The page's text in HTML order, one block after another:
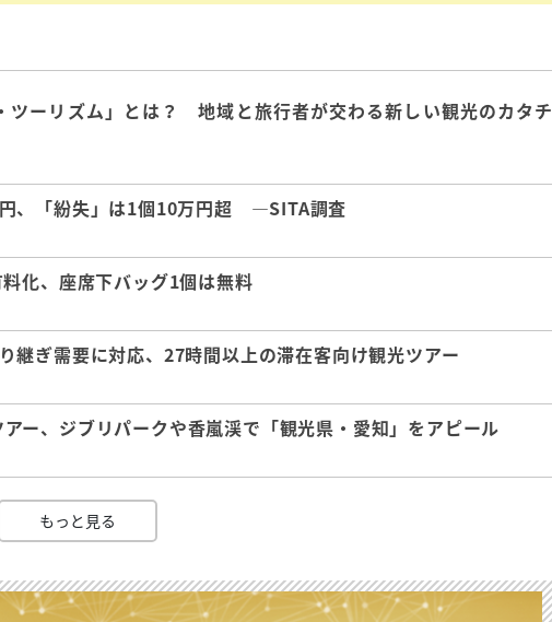
ツーリズム」とは？ 地域と旅行者が交わる新しい観光のカタチ
、「紛失」は1個10万円超 ―SITA調査
化、座席下バッグ1個は無料
継ぎ需要に対応、27時間以上の滞在客向け観光ツアー
ー、ジブリパークや香嵐渓で「観光県・愛知」をアピール
もっと見る